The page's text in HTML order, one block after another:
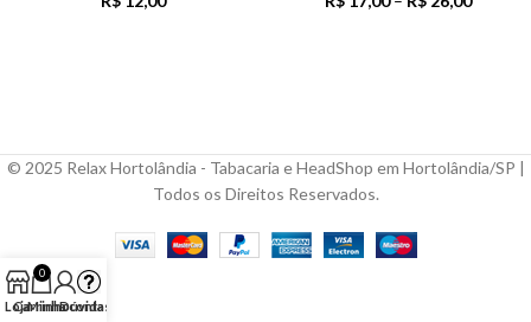
© 2025 Relax Hortolândia - Tabacaria e HeadShop em Hortolândia/SP |
Todos os Direitos Reservados.
Loja
0
Carrinho
Minha conta
Dúvidas?